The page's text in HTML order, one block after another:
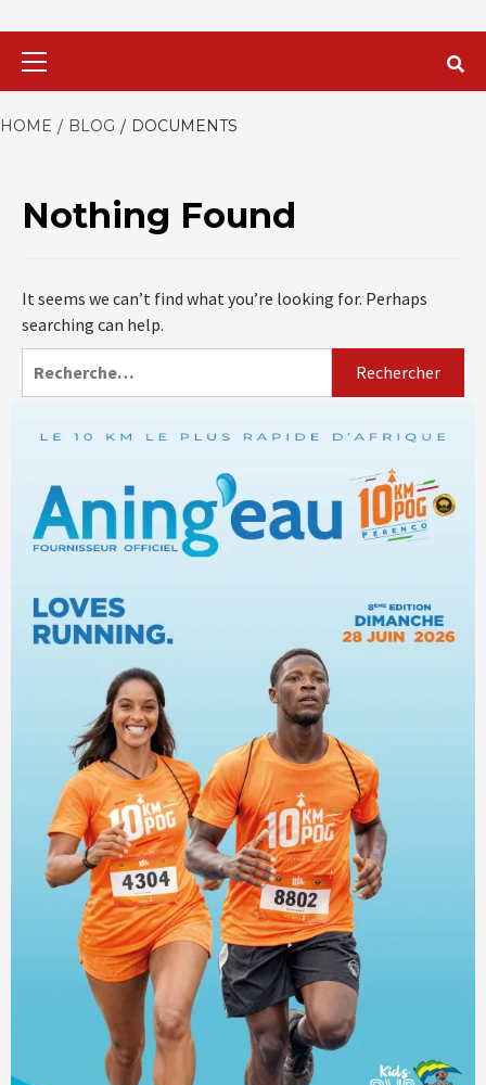
HOME BLOG DOCUMENTS
Nothing Found
It seems we can’t find what you’re looking for. Perhaps
searching can help.